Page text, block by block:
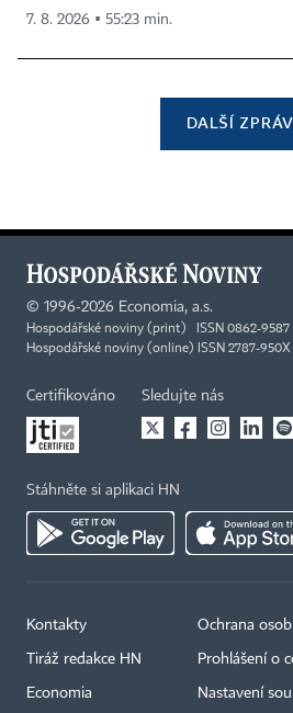
7. 8. 2026 ▪ 55:23 min.
DALŠÍ
© 1996-2026 Economia, a.s.
Hospodářské noviny (print) ISSN 0862-9587
Hospodářské noviny (online) ISSN 2787-950X
Certifikováno Sledujte nás
Stáhněte si aplikaci HN
Kontakty
Tiráž redakce HN
Economia
Ochrana
Prohlášení o
Nastavení